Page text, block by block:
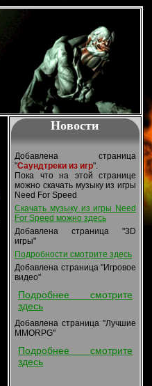
Новости
Добавлена страница
"Саундтреки из игр".
Пока что на этой странице
можно скачать музыку из игры
Need For Speed
Скачать музыку из игры Need
For Speed можно здесь
Добавлена страница "3D
игры"
Подробности смотрите здесь
Добавлена страница "Игровое
видео"
Подробнее смотрите
здесь
Добавлена страница "Лучшие
MMORPG"
Подробнее смотрите
здесь